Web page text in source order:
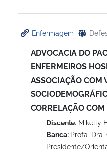
Enfermagem
ADVOCACIA DO
ENFERMEIROS
ASSOCIAÇÃO COM
CORRELAÇÃO
Discente: Mikelly
Banca: Profa.
Presidente/